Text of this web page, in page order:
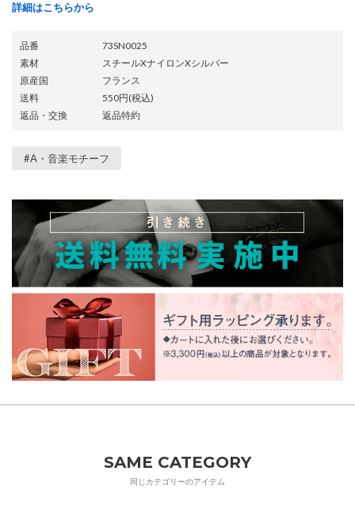
詳細はこちらから
品番
73SN0025
素材
スチールXナイロンXシルバー
原産国
フランス
送料
550円(税込)
返品・交換
返品特約
#A・音楽モチーフ
SAME CATEGORY
同じカテゴリーのアイテム